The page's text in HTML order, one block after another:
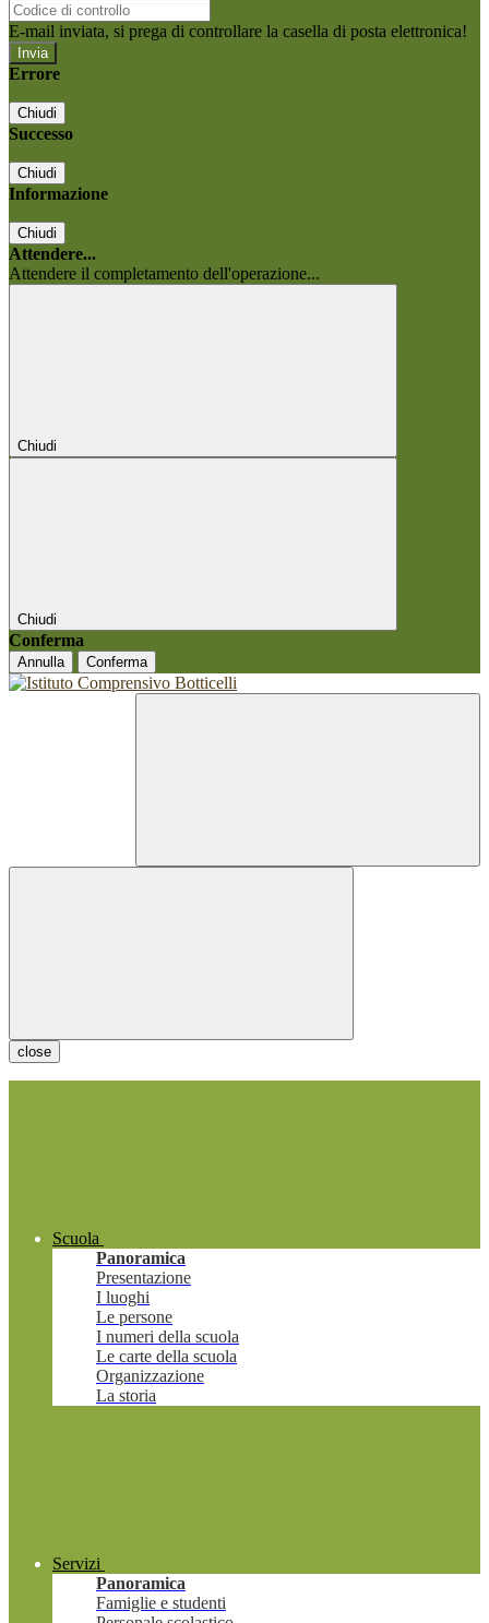
E-mail inviata, si prega di controllare la casella di posta elettronica!
Errore
Chiudi
Successo
Chiudi
Informazione
Chiudi
Attendere...
Attendere il completamento dell'operazione...
Chiudi
Chiudi
Conferma
Annulla Conferma
close
Scuola
Panoramica
Presentazione
I luoghi
Le persone
I numeri della scuola
Le carte della scuola
Organizzazione
La storia
Servizi
Panoramica
Famiglie e studenti